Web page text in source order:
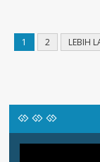
1 2 LEBIH